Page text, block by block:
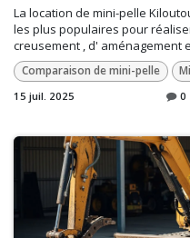
La location de mini-pelle
les plus populaires pour
creusement , d' aménagement
Comparaison de mini-pelle
15 juil. 2025 0